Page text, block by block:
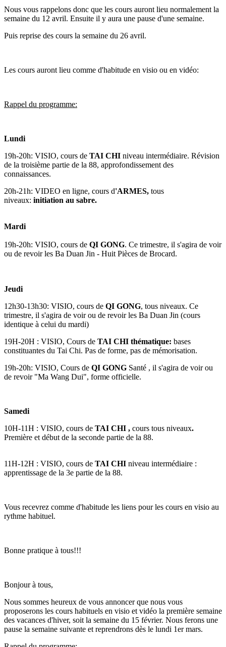
Nous vous rappelons donc que les cours auront lieu normalement la
semaine du 12 avril. Ensuite il y aura une pause d'une semaine.
Puis reprise des cours la semaine du 26 avril.
Les cours auront lieu comme d'habitude en visio ou en vidéo:
Rappel du programme:
Lundi
19h-20h: VISIO, cours de TAI CHI niveau intermédiaire. Révision
de la troisième partie de la 88, approfondissement des
connaissances.
20h-21h: VIDEO en ligne, cours d'ARMES, tous
niveaux: initiation au sabre.
Mardi
19h-20h: VISIO, cours de QI GONG. Ce trimestre, il s'agira de voir
ou de revoir les Ba Duan Jin - Huit Pièces de Brocard.
Jeudi
12h30-13h30: VISIO, cours de QI GONG, tous niveaux. Ce
trimestre, il s'agira de voir ou de revoir les Ba Duan Jin (cours
identique à celui du mardi)
19H-20H : VISIO, Cours de TAI CHI thématique: bases
constituantes du Tai Chi. Pas de forme, pas de mémorisation.
19h-20h: VISIO, Cours de QI GONG Santé , il s'agira de voir ou
de revoir "Ma Wang Dui", forme officielle.
Samedi
10H-11H : VISIO, cours de TAI CHI , cours tous niveaux.
Première et début de la seconde partie de la 88.
11H-12H : VISIO, cours de TAI CHI niveau intermédiaire :
apprentissage de la 3e partie de la 88.
Vous recevrez comme d'habitude les liens pour les cours en visio au
rythme habituel.
Bonne pratique à tous!!!
Bonjour à tous,
Nous sommes heureux de vous annoncer que nous vous
proposerons les cours habituels en visio et vidéo la première semaine
des vacances d'hiver, soit la semaine du 15 février. Nous ferons une
pause la semaine suivante et reprendrons dès le lundi 1er mars.